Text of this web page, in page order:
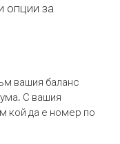
опции за
вашия баланс
С вашия
кой да е номер по